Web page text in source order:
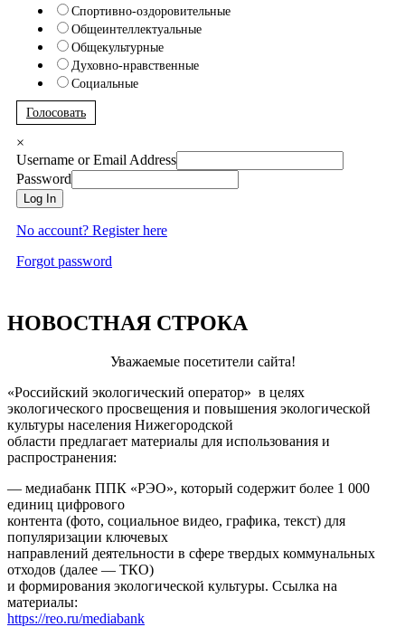
Спортивно-оздоровительные
Общеинтеллектуальные
Общекультурные
Духовно-нравственные
Социальные
Голосовать
×
Username or Email Address
Password
Log In
No account? Register here
Forgot password
НОВОСТНАЯ СТРОКА
Уважаемые посетители сайта!
«Российский экологический оператор» в целях
экологического просвещения и повышения экологической
культуры населения Нижегородской
области предлагает материалы для использования и
распространения:
— медиабанк ППК «РЭО», который содержит более 1 000
единиц цифрового
контента (фото, социальное видео, графика, текст) для
популяризации ключевых
направлений деятельности в сфере твердых коммунальных
отходов (далее — ТКО)
и формирования экологической культуры. Ссылка на
материалы:
https://reo.ru/mediabank